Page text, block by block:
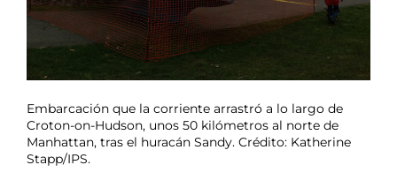
Embarcación que la corriente arrastró a lo largo de
Croton-on-Hudson, unos 50 kilómetros al norte de
Manhattan, tras el huracán Sandy. Crédito: Katherine
Stapp/IPS.